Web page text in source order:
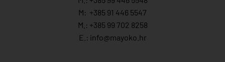
M: +385 91 446 5547
M.: +385 99 702 8258
E.: info@mayoko. hr